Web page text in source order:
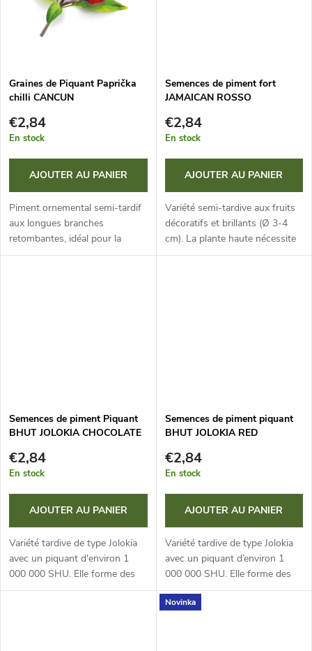
t
s
Graines de Piquant Paprička
chilli CANCUN
€2,84
En stock
AJOUTER AU PANIER
Piment ornemental semi-tardif
aux longues branches
retombantes, idéal pour la
culture en contenants sur le
Semences de piment fort
JAMAICAN ROSSO
€2,84
En stock
AJOUTER AU PANIER
Variété semi-tardive aux fruits
décoratifs et brillants (Ø 3-4
cm). La plante haute nécessite
un support, idéale pour la
Semences de piment Piquant
BHUT JOLOKIA CHOCOLATE
€2,84
En stock
AJOUTER AU PANIER
Variété tardive de type Jolokia
avec un piquant d'environ 1
000 000 SHU. Elle forme des
fruits allongés, brun foncé (2-3
Semences de piment piquant
BHUT JOLOKIA RED
€2,84
En stock
AJOUTER AU PANIER
Variété tardive de type Jolokia
avec un piquant d’environ 1
000 000 SHU. Elle forme des
fruits allongés, brun foncé (2-3
x 5-8 cm). Idéale pour la culture
Novinka